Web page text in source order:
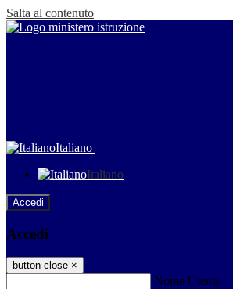
Salta al contenuto
Italiano
Italiano
Accedi
Accedi
button close ×
Nome Utente